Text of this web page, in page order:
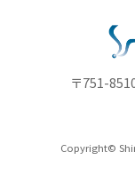
〒751-
Copyright©